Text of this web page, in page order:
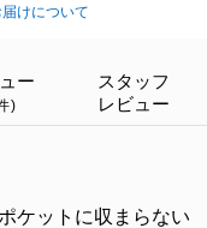
けについて
ー
)
スタッフ
レビュー
ケットに収まらない